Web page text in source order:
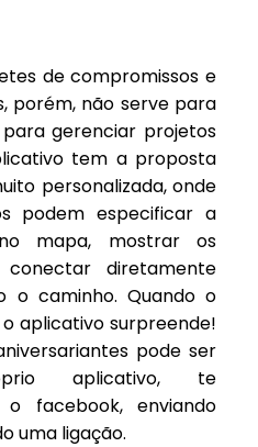
de compromissos e
porém, não serve para
gerenciar projetos
tem a proposta
personalizada, onde
podem especificar a
mapa, mostrar os
diretamente
o caminho. Quando o
aplicativo surpreende!
pode ser
aplicativo, te
facebook, enviando
uma ligação.